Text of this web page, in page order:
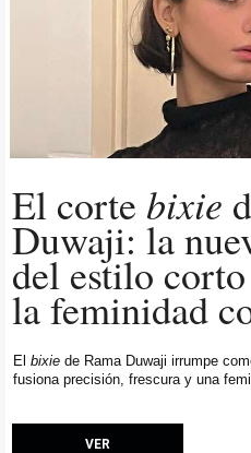
El corte bixie
Duwaji: la
del estilo
la feminidad
El bixiede Rama Duwaji irrumpe
fusiona precisión, frescura y una
VER